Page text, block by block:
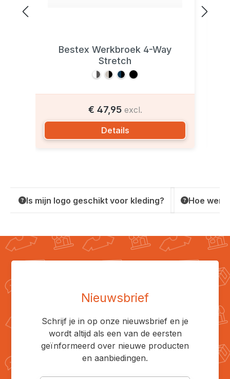
Bestex Werkbroek 4-Way
Stretch
€ 47,95 excl.
Details
Is mijn logo geschikt voor kleding? Hoe
Nieuwsbrief
Schrijf je in op onze nieuwsbrief en je
wordt altijd als een van de eersten
geïnformeerd over nieuwe producten
en aanbiedingen.